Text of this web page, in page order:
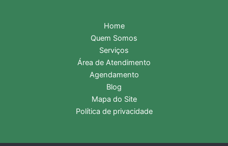
Home
Quem Somos
Serviços
Área de Atendimento
Agendamento
Blog
Mapa do Site
Política de privacidade